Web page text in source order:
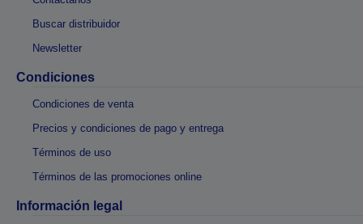
Buscar distribuidor
Newsletter
Condiciones
Condiciones de venta
Precios y condiciones de pago y entrega
Términos de uso
Términos de las promociones online
Información legal